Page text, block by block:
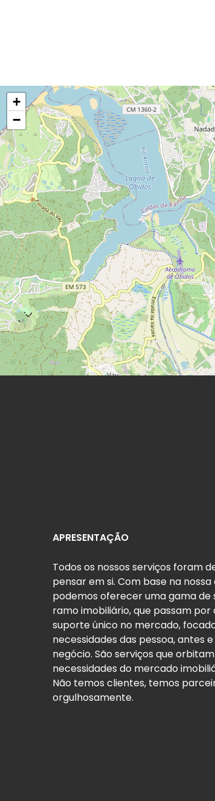
+
−
APRESENTAÇÃO
Todos os nossos serviços foram
pensar em si. Com base na
podemos oferecer uma gama de
ramo imobiliário, que passam por
suporte único no mercado,
necessidades das pessoa, antes
negócio. São serviços que
necessidades do mercado
Não temos clientes, temos
orgulhosamente.